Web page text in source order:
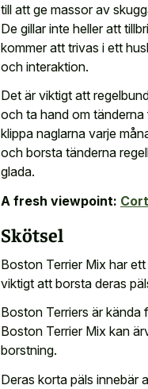
till att ge massor av
De gillar inte heller att
kommer att trivas i ett
och interaktion.
Det är viktigt att
och ta hand om
klippa naglarna varje
och borsta tänderna
glada.
A fresh viewpoint:
Skötsel
Boston Terrier Mix har
viktigt att borsta deras
Boston Terriers är kända
Boston Terrier Mix kan
borstning.
Deras korta päls innebär